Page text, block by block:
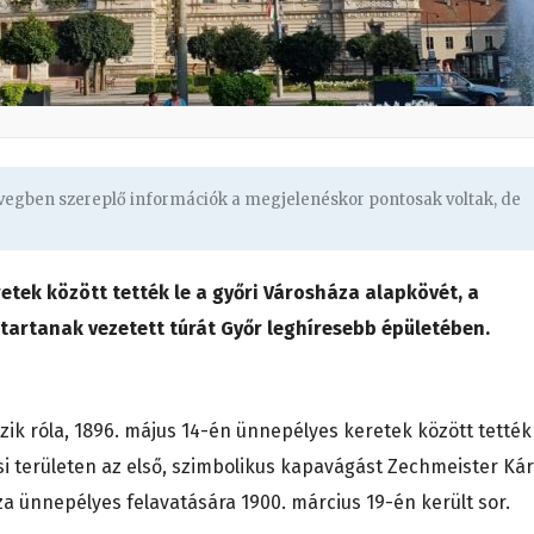
szereplő információk a megjelenéskor pontosak voltak, de
között tették le a győri Városháza alapkövét, a
vezetett túrát Győr leghíresebb épületében.
róla, 1896. május 14-én ünnepélyes keretek között
területen az első, szimbolikus kapavágást Zechmeister
ünnepélyes felavatására 1900. március 19-én került sor.